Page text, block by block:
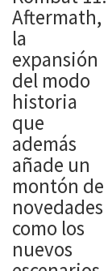
Aftermath,
la
expansión
del modo
historia
que
además
añade un
montón de
novedades
como los
nuevos